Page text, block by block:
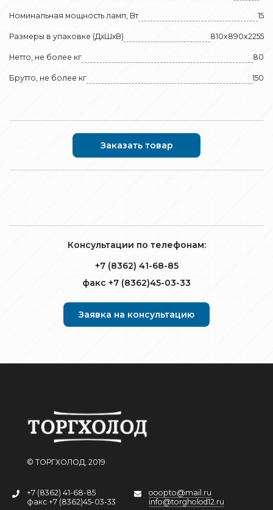
Номинальная мощность ламп, Вт 15
Размеры в упаковке (ДхШхВ) 810x890x2255
Нетто, не более кг 80
Брутто, не более кг 150
Заказать товар
Консультации по телефонам:
+7 (8362) 41-68-85
факс +7 (8362)45-03-33
Заявка на консультацию
© ТОРГХОЛОД, 2019
+7 (8362) 41-68-85
факс +7 (8362)45-03-33
ooopto@mail.ru
info@torgholod12.ru